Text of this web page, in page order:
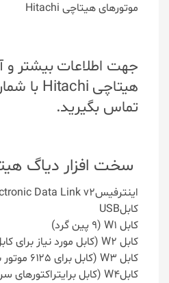
موتورهای هیتاچی Hitachi
جهت اطلاعات بیشتر
تماس بگیرید.
سخت افزار دیاگ
اینترفیسElectronic Data Link v2
کابلUSB
کابل W1 (۹ پین گرد)
کابل W2 (کابل مورد نیاز برای کابل W3، W4، W5، W6)
کابل W3 (کابل برای ۶۱۲۵ موتور با ECU لوکاس)
کابلW4 (کابل برایتراکتورهای سری ۷۰۰۰، ۸۰۰۰، ۹۰۰۰)